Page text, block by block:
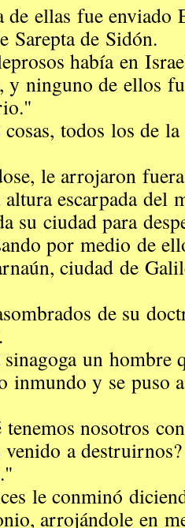
de ellas fue enviado
Sarepta de Sidón.
había en
y ninguno de ellos
todos los de
le arrojaron
escarpada del
su ciudad para
por medio de
ciudad de
de su
un hombre
inmundo y se puso
nosotros
venido a
le conminó
arrojándole en